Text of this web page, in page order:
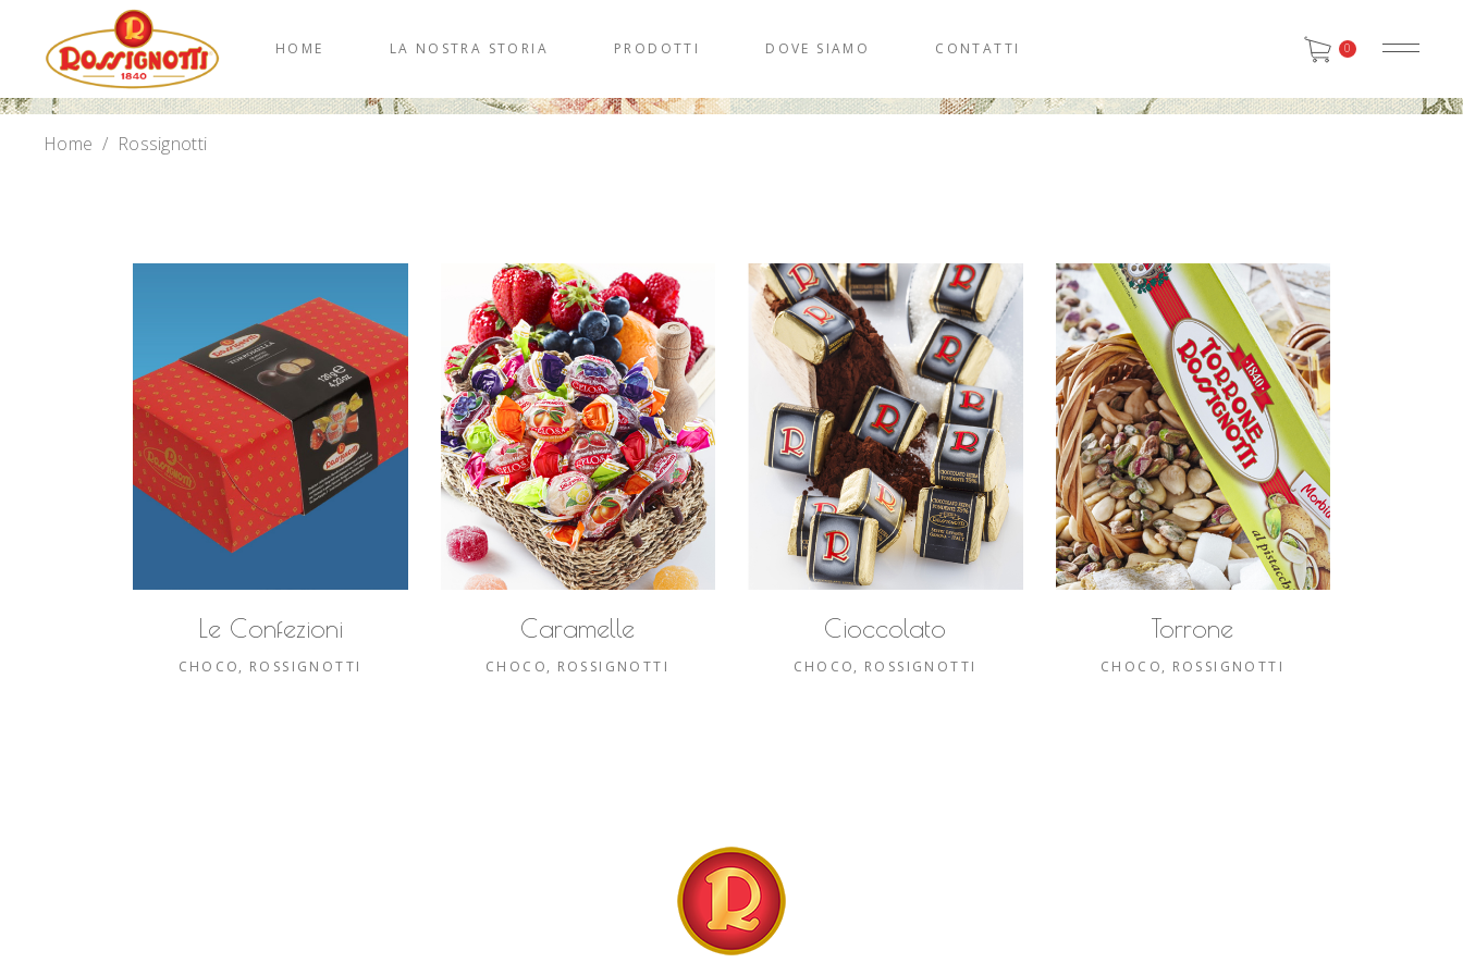
HOME LA NOSTRA STORIA PRODOTTI DOVE SIAMO CONTATTI 0
Home / Rossignotti
Le Confezioni
CHOCO ROSSIGNOTTI
Caramelle
CHOCO ROSSIGNOTTI
Cioccolato
CHOCO ROSSIGNOTTI
Torrone
CHOCO ROSSIGNOTTI